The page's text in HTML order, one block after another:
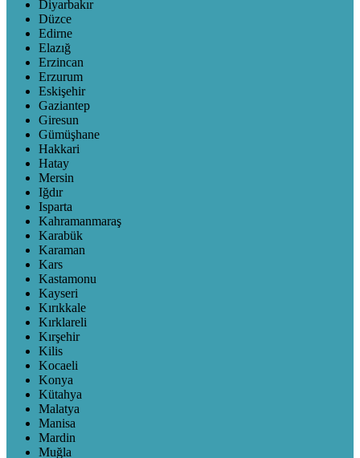
Diyarbakır
Düzce
Edirne
Elazığ
Erzincan
Erzurum
Eskişehir
Gaziantep
Giresun
Gümüşhane
Hakkari
Hatay
Mersin
Iğdır
Isparta
Kahramanmaraş
Karabük
Karaman
Kars
Kastamonu
Kayseri
Kırıkkale
Kırklareli
Kırşehir
Kilis
Kocaeli
Konya
Kütahya
Malatya
Manisa
Mardin
Muğla